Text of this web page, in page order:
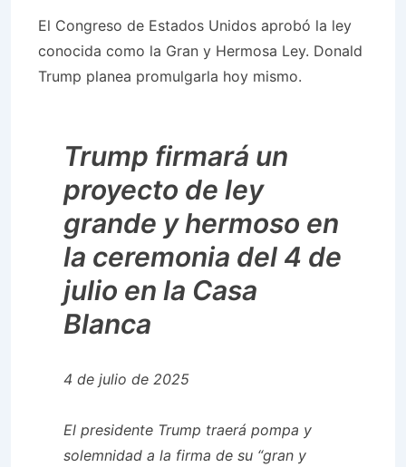
El Congreso de Estados Unidos aprobó la ley
conocida como la Gran y Hermosa Ley. Donald
Trump planea promulgarla hoy mismo.
Trump firmará un
proyecto de ley
grande y hermoso en
la ceremonia del 4 de
julio en la Casa
Blanca
4 de julio de 2025
El presidente Trump traerá pompa y
solemnidad a la firma de su “gran y